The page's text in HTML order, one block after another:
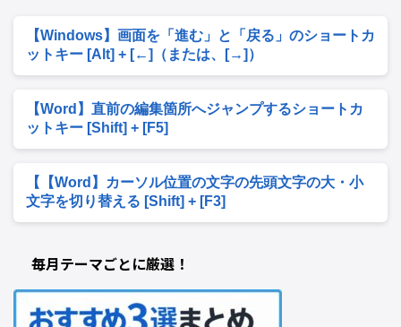
【Windows】画面を「進む」と「戻る」のショートカ
ットキー [Alt] + [←]（または、[→]）
【Word】直前の編集箇所へジャンプするショートカ
ットキー [Shift] + [F5]
【【Word】カーソル位置の文字の先頭文字の大・小
文字を切り替える [Shift] + [F3]
毎月テーマごとに厳選！